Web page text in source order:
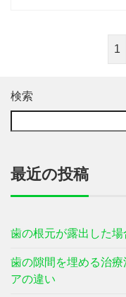
1
検索
最近の投稿
歯の根元が露出した
歯の隙間を埋める治
アの違い